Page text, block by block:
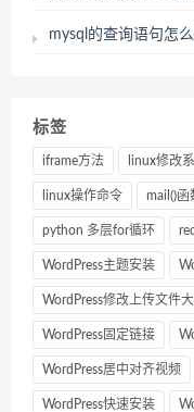
mysql的查询语句怎
标签
iframe方法 linux修改
linux操作命令 mail()函
python 多层for循环
WordPress主题安装
WordPress修改上传文件
WordPress固定链接
WordPress居中对齐视频
WordPress快速安装